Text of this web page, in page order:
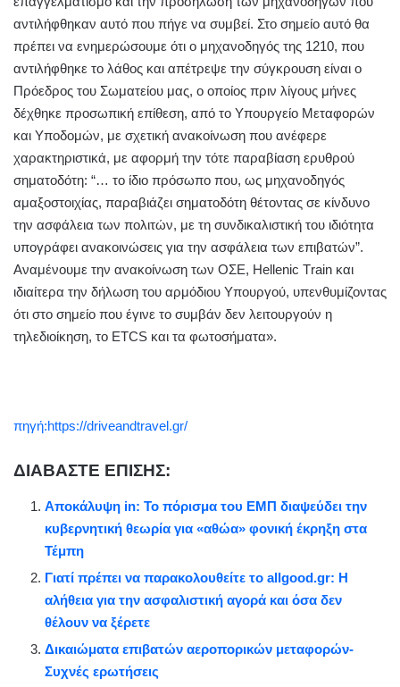
αντιλήφθηκαν αυτό που πήγε να συμβεί. Στο σημείο αυτό θα
πρέπει να ενημερώσουμε ότι ο μηχανοδηγός της 1210, που
αντιλήφθηκε το λάθος και απέτρεψε την σύγκρουση είναι ο
Πρόεδρος του Σωματείου μας, ο οποίος πριν λίγους μήνες
δέχθηκε προσωπική επίθεση, από το Υπουργείο Μεταφορών
και Υποδομών, με σχετική ανακοίνωση που ανέφερε
χαρακτηριστικά, με αφορμή την τότε παραβίαση ερυθρού
σηματοδότη: “… το ίδιο πρόσωπο που, ως μηχανοδηγός
αμαξοστοιχίας, παραβιάζει σηματοδότη θέτοντας σε κίνδυνο
την ασφάλεια των πολιτών, με τη συνδικαλιστική του ιδιότητα
υπογράφει ανακοινώσεις για την ασφάλεια των επιβατών”.
Αναμένουμε την ανακοίνωση των ΟΣΕ, Hellenic Τrain και
ιδιαίτερα την δήλωση του αρμόδιου Υπουργού, υπενθυμίζοντας
ότι στο σημείο που έγινε το συμβάν δεν λειτουργούν η
τηλεδιοίκηση, το ETCS και τα φωτοσήματα».
πηγή:https://driveandtravel.gr/
ΔΙΑΒΑΣΤΕ ΕΠΙΣΗΣ:
Αποκάλυψη in: Το πόρισμα του ΕΜΠ διαψεύδει την
κυβερνητική θεωρία για «αθώα» φονική έκρηξη στα
Τέμπη
Γιατί πρέπει να παρακολουθείτε το allgood.gr: Η
αλήθεια για την ασφαλιστική αγορά και όσα δεν
θέλουν να ξέρετε
Δικαιώματα επιβατών αεροπορικών μεταφορών-
Συχνές ερωτήσεις